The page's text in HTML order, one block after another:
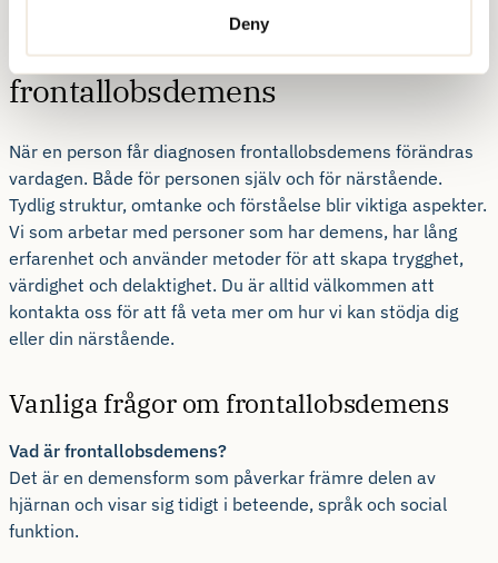
Deny
Så är det att leva med
frontallobsdemens
När en person får diagnosen frontallobsdemens förändras
vardagen. Både för personen själv och för närstående.
Tydlig struktur, omtanke och förståelse blir viktiga aspekter.
Vi som arbetar med personer som har demens, har lång
erfarenhet och använder metoder för att skapa trygghet,
värdighet och delaktighet. Du är alltid välkommen att
kontakta oss för att få veta mer om hur vi kan stödja dig
eller din närstående.
Vanliga frågor om frontallobsdemens
Vad är frontallobsdemens?
Det är en demensform som påverkar främre delen av
hjärnan och visar sig tidigt i beteende, språk och social
funktion.